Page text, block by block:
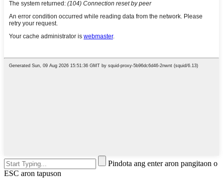
Pindota ang enter aron pangitaon o
ESC aron tapuson